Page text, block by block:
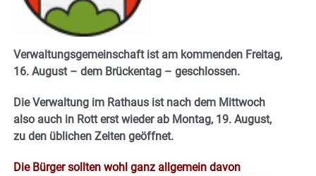
Verwaltungsgemeinschaft ist am kommenden Freitag,
16. August – dem Brückentag – geschlossen.
Die Verwaltung im Rathaus ist nach dem Mittwoch
also auch in Rott erst wieder ab Montag, 19. August,
zu den üblichen Zeiten geöffnet.
Die Bürger sollten wohl ganz allgemein davon